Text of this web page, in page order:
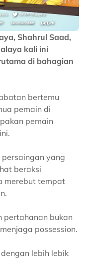
Shahrul Saad,
kali ini
di bahagian
bertemu
pemain di
pemain
yang
beraksi
merebut tempat
pertahanan bukan
possession.
lebih lebik